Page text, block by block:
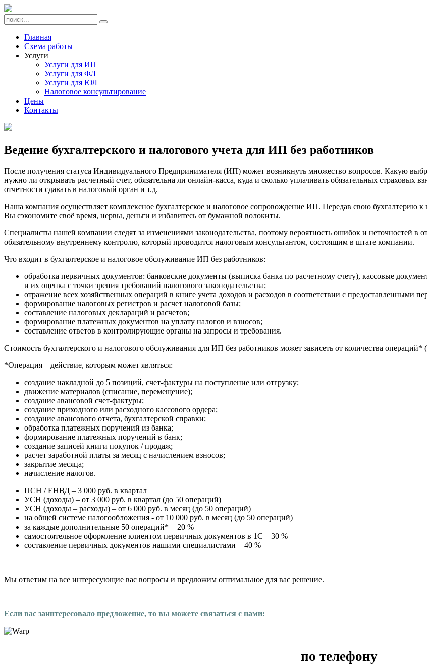
Главная
Схема работы
Услуги
Услуги для ИП
Услуги для ФЛ
Услуги для ЮЛ
Налоговое консультирование
Цены
Контакты
Ведение бухгалтерского и налогового учета для ИП без работников
После получения статуса Индивидуального Предпринимателя (ИП) может возникнуть множество вопросов. Какую
нужно ли открывать расчетный счет, обязательна ли онлайн-касса, куда и сколько уплачивать обязательных
отчетности сдавать в налоговый орган и т.д.
Наша компания осуществляет комплексное бухгалтерское и налоговое сопровождение ИП. Передав свою бухгалтерию
Вы сэкономите своё время, нервы, деньги и избавитесь от бумажной волокиты.
Специалисты нашей компании следят за изменениями законодательства, поэтому вероятность ошибок и неточностей в
обязательному внутреннему контролю, который проводится налоговым консультантом, состоящим в штате компании.
Что входит в бухгалтерское и налоговое обслуживание ИП без работников:
обработка первичных документов: банковские документы (выписка банка по расчетному счету), кассовые
и их оценка с точки зрения требований налогового законодательства;
отражение всех хозяйственных операций в книге учета доходов и расходов в соответствии с предоставленными
формирование налоговых регистров и расчет налоговой базы;
составление налоговых деклараций и расчетов;
формирование платежных документов на уплату налогов и взносов;
составление ответов в контролирующие органы на запросы и требования.
Стоимость бухгалтерского и налогового обслуживания для ИП без работников может зависеть от количества операций*
*Операция – действие, которым может являться:
создание накладной до 5 позиций, счет-фактуры на поступление или отгрузку;
движение материалов (списание, перемещение);
создание авансовой счет-фактуры;
создание приходного или расходного кассового ордера;
создание авансового отчета, бухгалтерской справки;
обработка платежных поручений из банка;
формирование платежных поручений в банк;
создание записей книги покупок / продаж;
расчет заработной платы за месяц с начислением взносов;
закрытие месяца;
начисление налогов.
ПСН / ЕНВД – 3 000 руб. в квартал
УСН (доходы) – от 3 000 руб. в квартал (до 50 операций)
УСН (доходы – расходы) – от 6 000 руб. в месяц (до 50 операций)
на общей системе налогообложения - от 10 000 руб. в месяц (до 50 операций)
за каждые дополнительные 50 операций* + 20 %
самостоятельное оформление клиентом первичных документов в 1С – 30 %
составление первичных документов нашими специалистами + 40 %
Мы ответим на все интересующие вас вопросы и предложим оптимальное для вас решение.
Если вас заинтересовало предложение, то вы можете связаться с нами:
по телефону